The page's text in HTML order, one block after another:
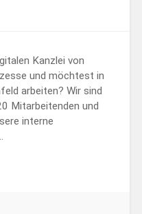
Kanzlei von
und möchtest in
arbeiten? Wir sind
Mitarbeitenden und
interne